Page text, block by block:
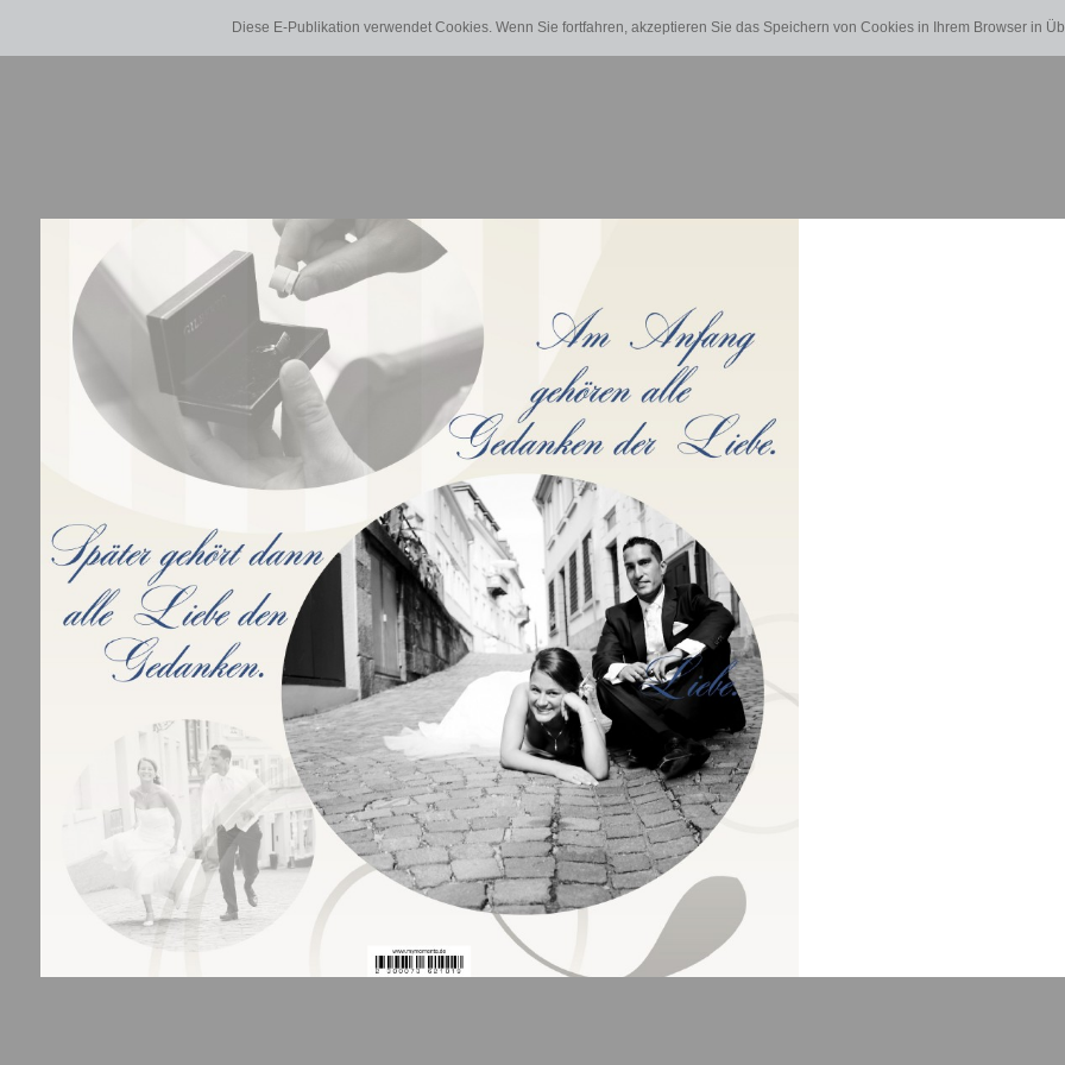
Diese E-Publikation verwendet Cookies. Wenn Sie fortfahren, akzeptieren Sie das Speichern von Cookies in Ihrem Browser in